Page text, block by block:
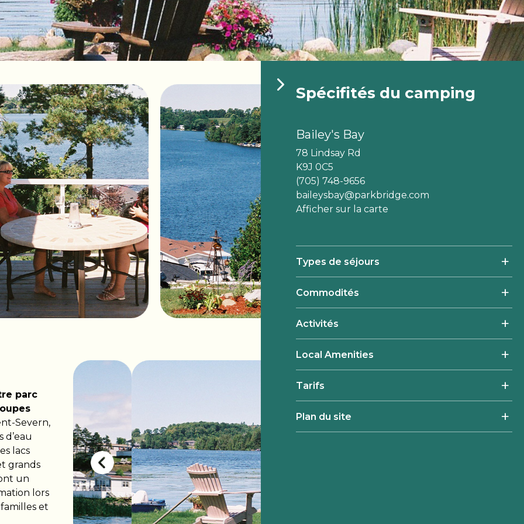
CountryLife
Wasaga Dunes
Wasaga Pines
Domaine de la Chute Domaine des Érables
Domaine Parc Estrie
parc
Severn,
lacs
grands
un
lors
et
Spécifités du camping
Bailey's Bay
78 Lindsay Rd
K9J 0C5
(705) 748-9656
baileysbay@parkbridge.com
Afficher sur la carte
Types de séjours
Commodités
Activités
Local Amenities
Tarifs
Plan du site